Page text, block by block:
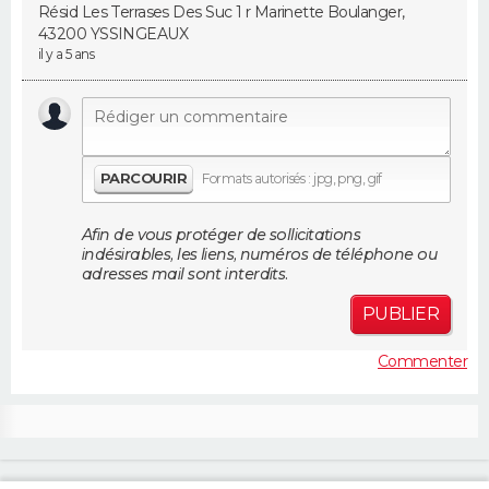
FORUM
Bricolage
Lifestyle
Culture
Sport
Auto
Television
Voyage
Cinema
Résid Les Terrases Des Suc 1 r Marinette Boulanger,
43200 YSSINGEAUX
il y a 5 ans
PARCOURIR Formats autorisés : jpg, png, gif
Afin de vous protéger de sollicitations
indésirables, les liens, numéros de téléphone ou
adresses mail sont interdits.
PUBLIER
Commenter